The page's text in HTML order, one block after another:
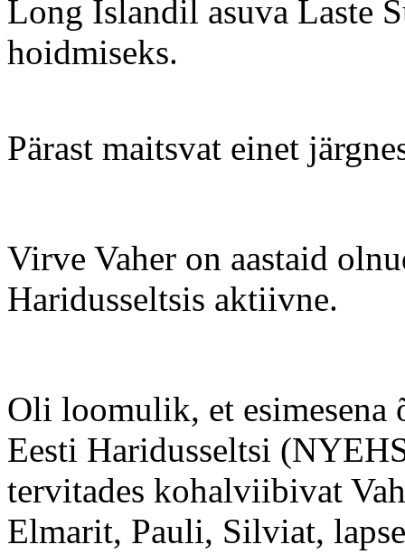
Long Islandil asuva Laste
hoidmiseks.
Pärast maitsvat einet
Virve Vaher on aastaid
Haridusseltsis aktiivne.
Oli loomulik, et esimesena
Eesti Haridusseltsi
tervitades kohalviibivat
Elmarit, Pauli, Silviat,